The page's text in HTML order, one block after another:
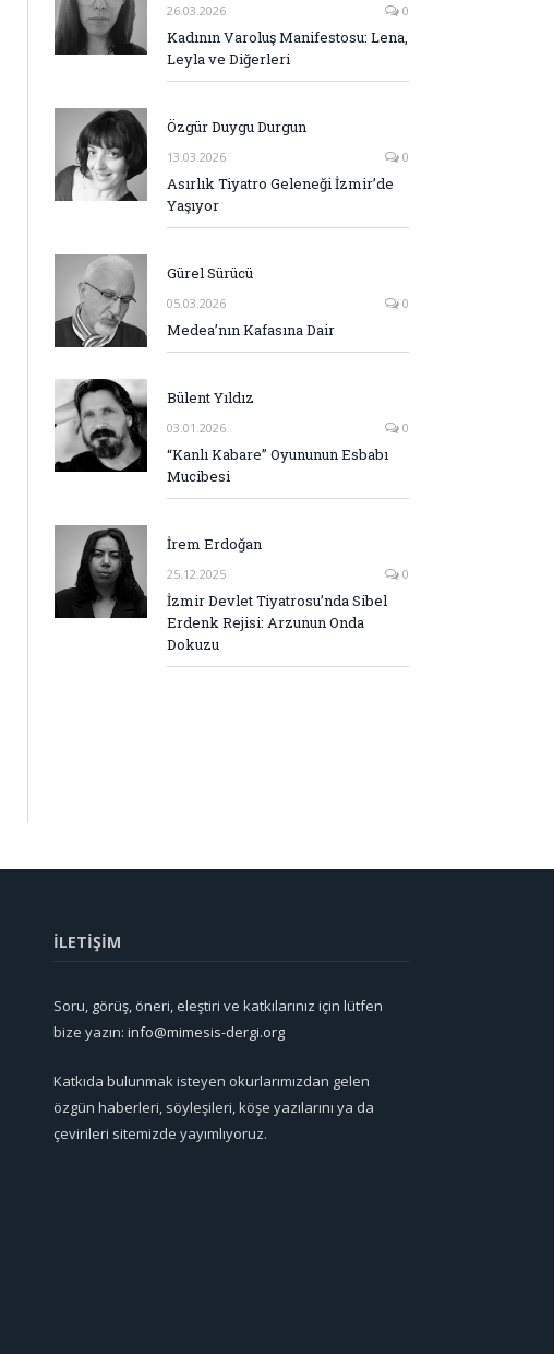
26.03.2026 0
Kadının Varoluş Manifestosu: Lena,
Leyla ve Diğerleri
Özgür Duygu Durgun
13.03.2026 0
Asırlık Tiyatro Geleneği İzmir’de
Yaşıyor
Gürel Sürücü
05.03.2026 0
Medea’nın Kafasına Dair
Bülent Yıldız
03.01.2026 0
“Kanlı Kabare” Oyununun Esbabı
Mucibesi
İrem Erdoğan
25.12.2025 0
İzmir Devlet Tiyatrosu’nda Sibel
Erdenk Rejisi: Arzunun Onda
Dokuzu
İLETİŞİM
Soru, görüş, öneri, eleştiri ve katkılarınız için lütfen
bize yazın: info@mimesis-dergi.org
Katkıda bulunmak isteyen okurlarımızdan gelen
özgün haberleri, söyleşileri, köşe yazılarını ya da
çevirileri sitemizde yayımlıyoruz.